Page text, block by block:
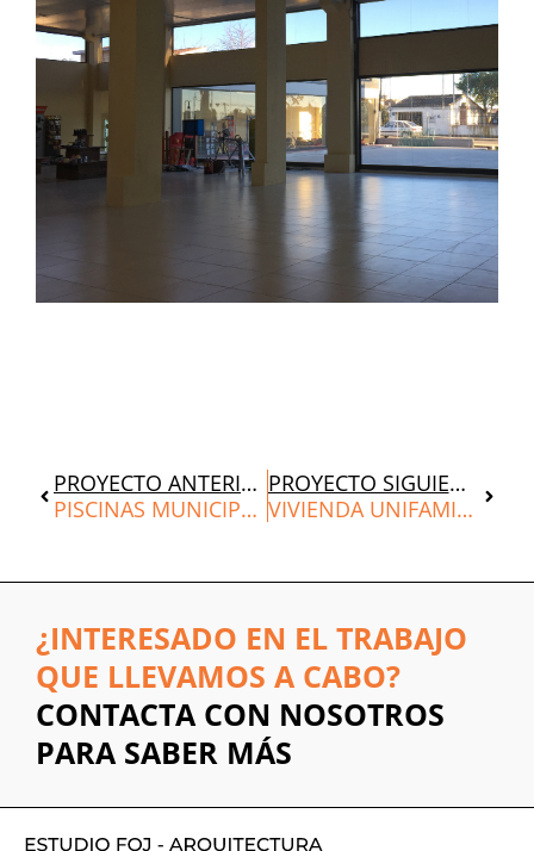
PROYECTO ANTERIOR
PISCINAS MUNICIPALES BINACED
PROYECTO SIGUIENTE
VIVIENDA UNIFAMILIAR AVENIDA DEL PILAR
¿INTERESADO EN EL TRABAJO
QUE LLEVAMOS A CABO?
CONTACTA CON NOSOTROS
PARA SABER MÁS